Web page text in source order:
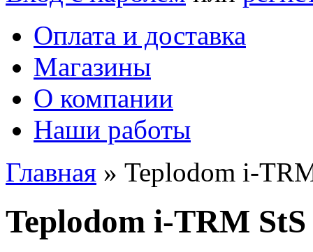
Оплата и доставка
Магазины
О компании
Наши работы
Главная » Teplodom i-
Teplodom i-TRM